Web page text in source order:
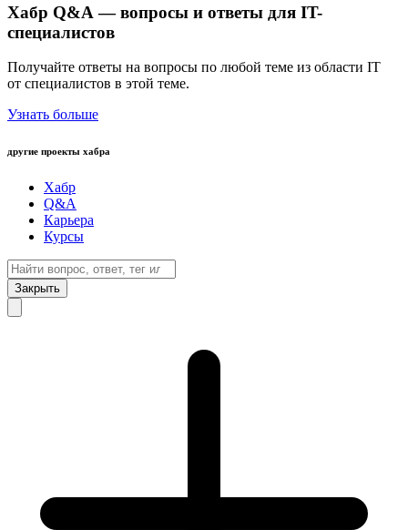
Хабр Q&A — вопросы и ответы для IT-
специалистов
Получайте ответы на вопросы по любой теме из области IT
от специалистов в этой теме.
Узнать больше
другие проекты хабра
Хабр
Q&A
Карьера
Курсы
Закрыть